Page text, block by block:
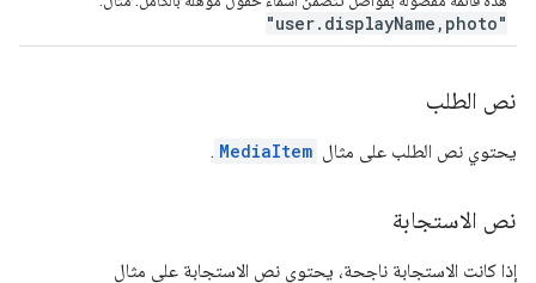
"user.displayName,photo"
نص الطلب
يحتوي نص الطلب على مثال MediaItem
.
نص الاستجابة
إذا كانت الاستجابة ناجحة، يحتوي نص الاستجابة على مثال